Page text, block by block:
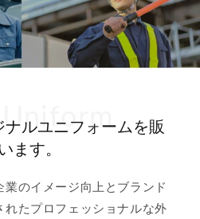
ルユニフォームを販
ます。
のイメージ向上とブランド
たプロフェッショナルな外